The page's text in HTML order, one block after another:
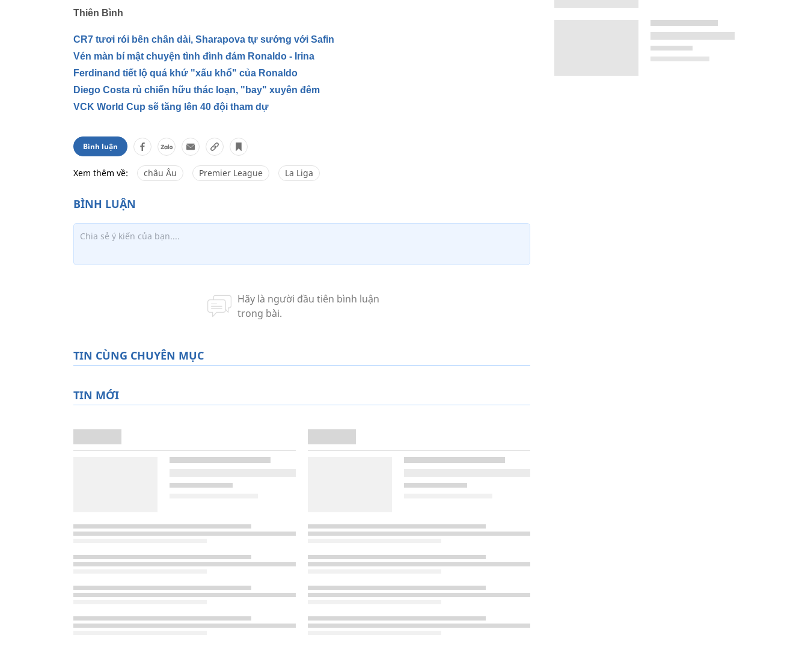
Thiên Bình
CR7 tươi rói bên chân dài, Sharapova tự sướng với Safin
Vén màn bí mật chuyện tình đình đám Ronaldo - Irina
Ferdinand tiết lộ quá khứ "xấu khổ" của Ronaldo
Diego Costa rủ chiến hữu thác loạn, "bay" xuyên đêm
VCK World Cup sẽ tăng lên 40 đội tham dự
Bình luận
Xem thêm về: châu Âu Premier League La Liga
TIN CÙNG CHUYÊN MỤC
TIN MỚI